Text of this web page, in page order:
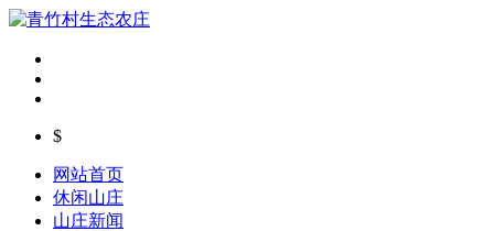
$
网站首页
休闲山庄
山庄新闻